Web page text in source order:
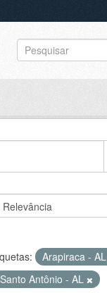
Arapiraca - AL
Antônio - AL